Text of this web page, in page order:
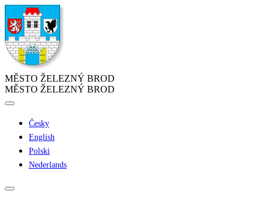
MĚSTO ŽELEZNÝ BROD
MĚSTO ŽELEZNÝ BROD
Česky
English
Polski
Nederlands